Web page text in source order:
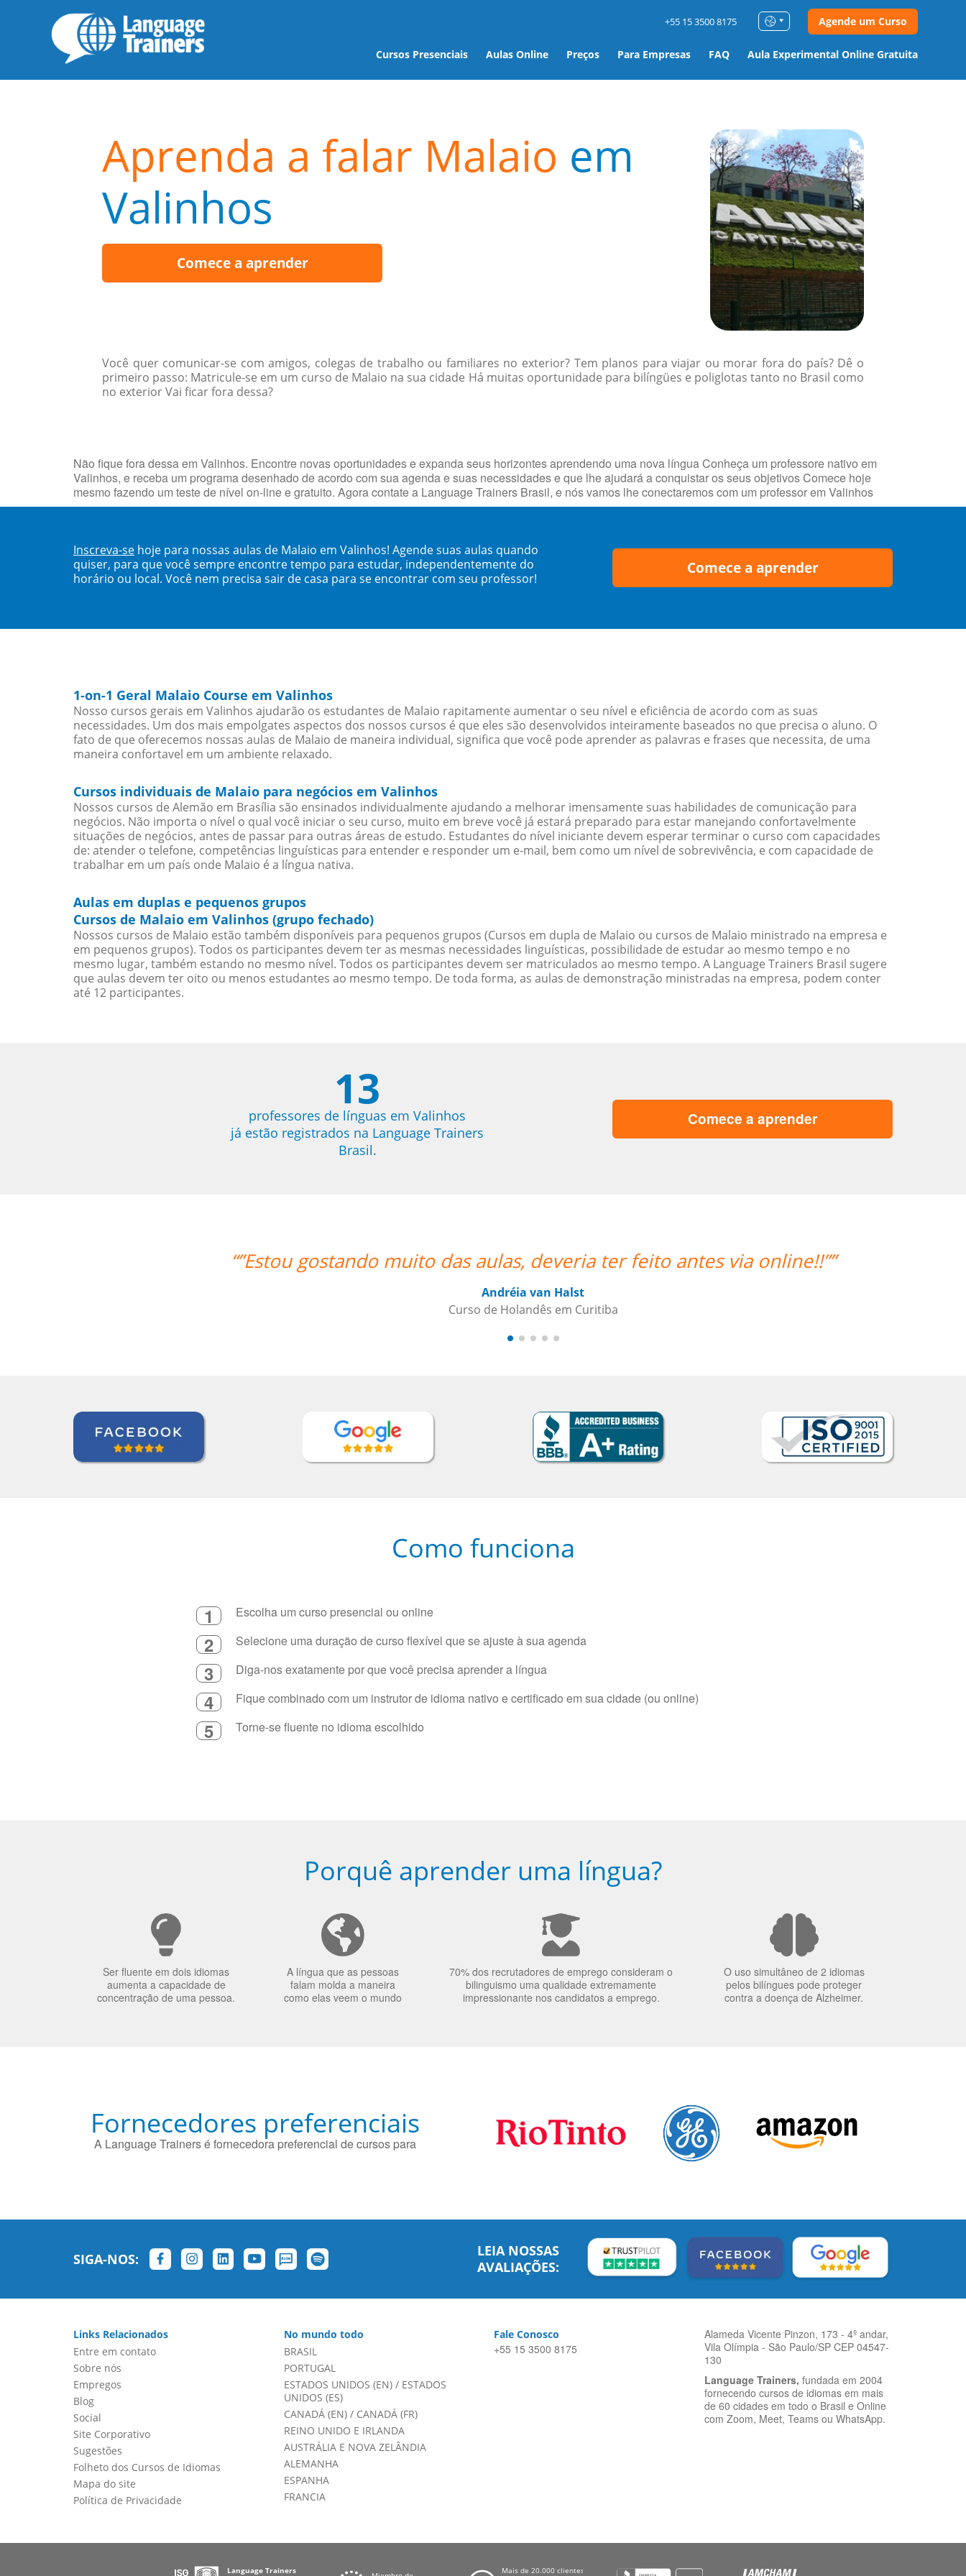
Cursos Presenciais Aulas Online Preços Para Empresas FAQ Aula Experimental Online Gratuita
+55 15 3500 8175 Agende um Curso
Aprenda a falar Malaio em
Valinhos
Comece a aprender
Você quer comunicar-se com amigos, colegas de trabalho ou familiares no exterior? Tem planos para viajar ou morar fora do país? Dê o
primeiro passo: Matricule-se em um curso de Malaio na sua cidade Há muitas oportunidade para bilíngües e poliglotas tanto no Brasil como
no exterior Vai ficar fora dessa?
Não fique fora dessa em Valinhos. Encontre novas oportunidades e expanda seus horizontes aprendendo uma nova língua Conheça um professore nativo em
Valinhos, e receba um programa desenhado de acordo com sua agenda e suas necessidades e que lhe ajudará a conquistar os seus objetivos Comece hoje
mesmo fazendo um teste de nível on-line e gratuito. Agora contate a Language Trainers Brasil, e nós vamos lhe conectaremos com um professor em Valinhos
Inscreva-se hoje para nossas aulas de Malaio em Valinhos! Agende suas aulas quando
quiser, para que você sempre encontre tempo para estudar, independentemente do
horário ou local. Você nem precisa sair de casa para se encontrar com seu professor!
Comece a aprender
1-on-1 Geral Malaio Course em Valinhos
Nosso cursos gerais em Valinhos ajudarão os estudantes de Malaio rapitamente aumentar o seu nível e eficiência de acordo com as suas
necessidades. Um dos mais empolgates aspectos dos nossos cursos é que eles são desenvolvidos inteiramente baseados no que precisa o aluno. O
fato de que oferecemos nossas aulas de Malaio de maneira individual, significa que você pode aprender as palavras e frases que necessita, de uma
maneira confortavel em um ambiente relaxado.
Cursos individuais de Malaio para negócios em Valinhos
Nossos cursos de Alemão em Brasília são ensinados individualmente ajudando a melhorar imensamente suas habilidades de comunicação para
negócios. Não importa o nível o qual você iniciar o seu curso, muito em breve você já estará preparado para estar manejando confortavelmente
situações de negócios, antes de passar para outras áreas de estudo. Estudantes do nível iniciante devem esperar terminar o curso com capacidades
de: atender o telefone, competências linguísticas para entender e responder um e-mail, bem como um nível de sobrevivência, e com capacidade de
trabalhar em um país onde Malaio é a língua nativa.
Aulas em duplas e pequenos grupos
Cursos de Malaio em Valinhos (grupo fechado)
Nossos cursos de Malaio estão também disponíveis para pequenos grupos (Cursos em dupla de Malaio ou cursos de Malaio ministrado na empresa e
em pequenos grupos). Todos os participantes devem ter as mesmas necessidades linguísticas, possibilidade de estudar ao mesmo tempo e no
mesmo lugar, também estando no mesmo nível. Todos os participantes devem ser matriculados ao mesmo tempo. A Language Trainers Brasil sugere
que aulas devem ter oito ou menos estudantes ao mesmo tempo. De toda forma, as aulas de demonstração ministradas na empresa, podem conter
até 12 participantes.
13
professores de línguas em Valinhos
já estão registrados na Language Trainers
Brasil.
Comece a aprender
muito das aulas, deveria ter feito antes via online!!”” “” Destaco o trabalho do
Como funciona
1 Escolha um curso presencial ou online
2 Selecione uma duração de curso flexível que se ajuste à sua agenda
3 Diga-nos exatamente por que você precisa aprender a língua
4 Fique combinado com um instrutor de idioma nativo e certificado em sua cidade (ou online)
5 Torne-se fluente no idioma escolhido
Porquê aprender uma língua?
Ser fluente em dois idiomas
aumenta a capacidade de
concentração de uma pessoa.
A língua que as pessoas
falam molda a maneira
como elas veem o mundo
70% dos recrutadores de emprego consideram o
bilinguismo uma qualidade extremamente
impressionante nos candidatos a emprego.
O uso simultâneo de 2 idiomas
pelos bilíngues pode proteger
contra a doença de Alzheimer.
Fornecedores preferenciais
A Language Trainers é fornecedora preferencial de cursos para
SIGA-NOS:
LEIA NOSSAS
AVALIAÇÕES:
Links Relacionados
Entre em contato
Sobre nós
Empregos
Blog
Social
Site Corporativo
Sugestões
Folheto dos Cursos de Idiomas
Mapa do site
Política de Privacidade
No mundo todo
BRASIL
PORTUGAL
ESTADOS UNIDOS (EN)/ ESTADOS
UNIDOS (ES)
CANADÁ (EN)/ CANADÁ (FR)
REINO UNIDO E IRLANDA
AUSTRÁLIA E NOVA ZELÂNDIA
ALEMANHA
ESPANHA
FRANCIA
Fale Conosco
+55 15 3500 8175
Alameda Vicente Pinzon, 173 - 4º andar,
Vila Olímpia - São Paulo/SP CEP 04547-
130
Language Trainers, fundada em 2004
fornecendo cursos de idiomas em mais
de 60 cidades em todo o Brasil e Online
com Zoom, Meet, Teams ou WhatsApp.